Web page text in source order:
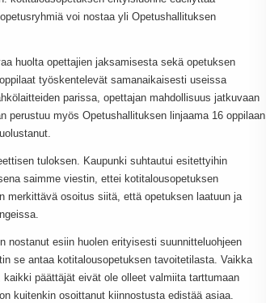
voi nostaa yli Opetushallituksen
huolta opettajien jaksamisesta sekä opetuksen
työskentelevät samanaikaisesti useissa
parissa, opettajan mahdollisuus jatkuvaan
perustuu myös Opetushallituksen linjaama 16 oppilaan
tuloksen. Kaupunki suhtautui esitettyihin
saimme viestin, ettei kotitalousopetuksen
merkittävä osoitus siitä, että opetuksen laatuun ja
nostanut esiin huolen erityisesti suunnitteluohjeen
se antaa kotitalousopetuksen tavoitetilasta. Vaikka
päättäjät eivät ole olleet valmiita tarttumaan
kuitenkin osoittanut kiinnostusta edistää asiaa.